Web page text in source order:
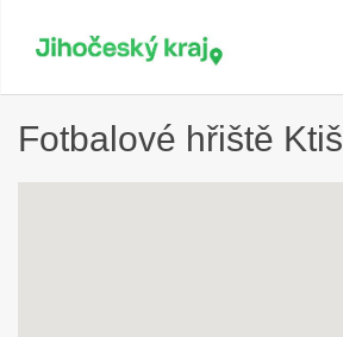
Fotbalové hřiště Ktiš